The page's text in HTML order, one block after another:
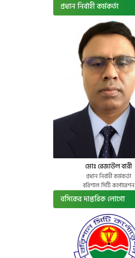
প্রধান নির্বাহী কর্মকর্তা
মোঃ রেজাউল বারী
প্রধান নির্বাহী কর্মকর্তা
বরিশাল সিটি কর্পোরেশন
বসিকের দাপ্তরিক লোগো